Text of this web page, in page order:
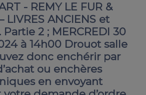
- REMY LE FUR &
LIVRES ANCIENS et
Partie 2 ; MERCREDI 30
à 14h00 Drouot salle
donc enchérir par
ou enchères
en envoyant